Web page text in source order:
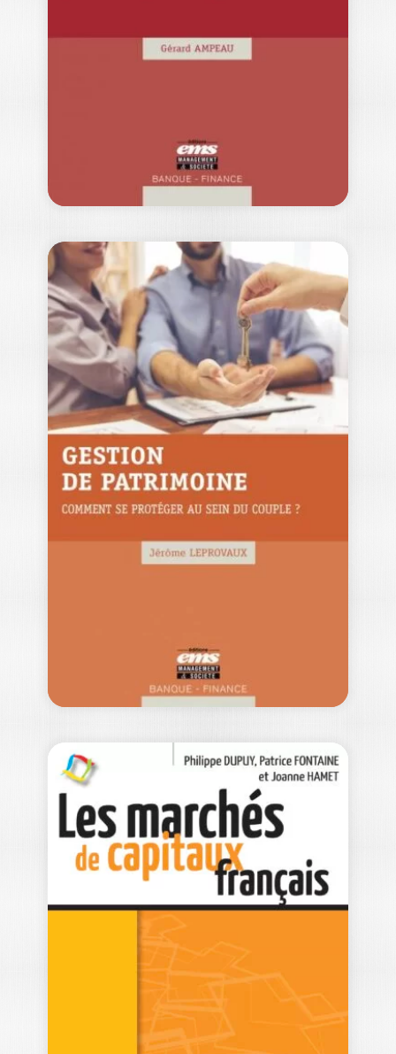
-- OUVRAGE LABELLISÉ FNEGE 2020 --
Chroniques de finance et de gouvernan
LA COMÉDIE DE LA
NOTATION
GÉRARD AMPEAU
GESTION DE
PATRIMOINE
JÉRÔME LEPROVAUX